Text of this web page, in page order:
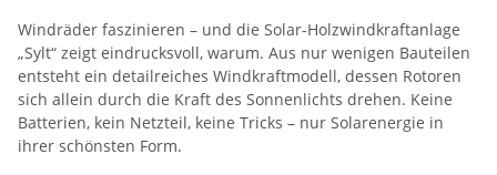
Windräder faszinieren – und die Solar-Holzwindkraftanlage
„Sylt“ zeigt eindrucksvoll, warum. Aus nur wenigen Bauteilen
entsteht ein detailreiches Windkraftmodell, dessen Rotoren
sich allein durch die Kraft des Sonnenlichts drehen. Keine
Batterien, kein Netzteil, keine Tricks – nur Solarenergie in
ihrer schönsten Form.